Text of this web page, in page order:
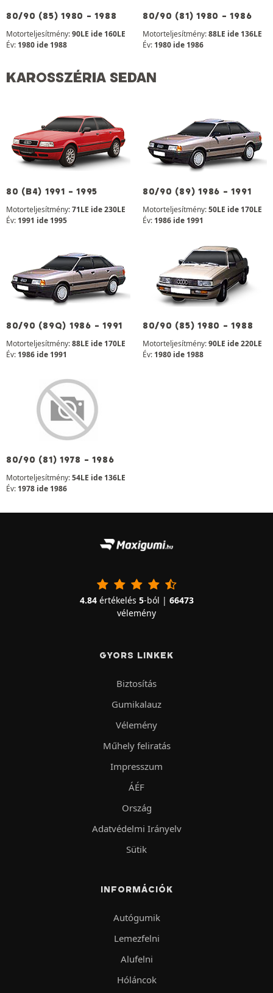
80/90 (85) 1980 - 1988
Motorteljesítmény:90LE ide 160LE
Év: 1980 ide 1988
80/90 (81) 1980 - 1986
Motorteljesítmény:88LE ide 136LE
Év: 1980 ide 1986
KAROSSZÉRIA SEDAN
80 (B4) 1991 - 1995
Motorteljesítmény:71LE ide 230LE
Év: 1991 ide 1995
80/90 (89) 1986 - 1991
Motorteljesítmény:50LE ide 170LE
Év: 1986 ide 1991
80/90 (89Q) 1986 - 1991
Motorteljesítmény:88LE ide 170LE
Év: 1986 ide 1991
80/90 (85) 1980 - 1988
Motorteljesítmény:90LE ide 220LE
Év: 1980 ide 1988
80/90 (81) 1978 - 1986
Motorteljesítmény:54LE ide 136LE
Év: 1978 ide 1986
4.84értékelés 5-ból | 66473
vélemény
GYORS LINKEK
Biztosítás
Gumikalauz
Vélemény
Műhely feliratás
Impresszum
ÁÉF
Ország
Adatvédelmi Irányelv
Sütik
INFORMÁCIÓK
Autógumik
Lemezfelni
Alufelni
Hóláncok